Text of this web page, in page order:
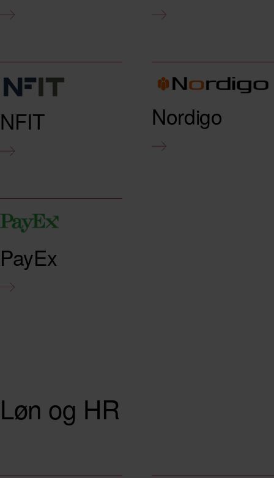
NFIT Nordigo
PayEx
Løn og HR